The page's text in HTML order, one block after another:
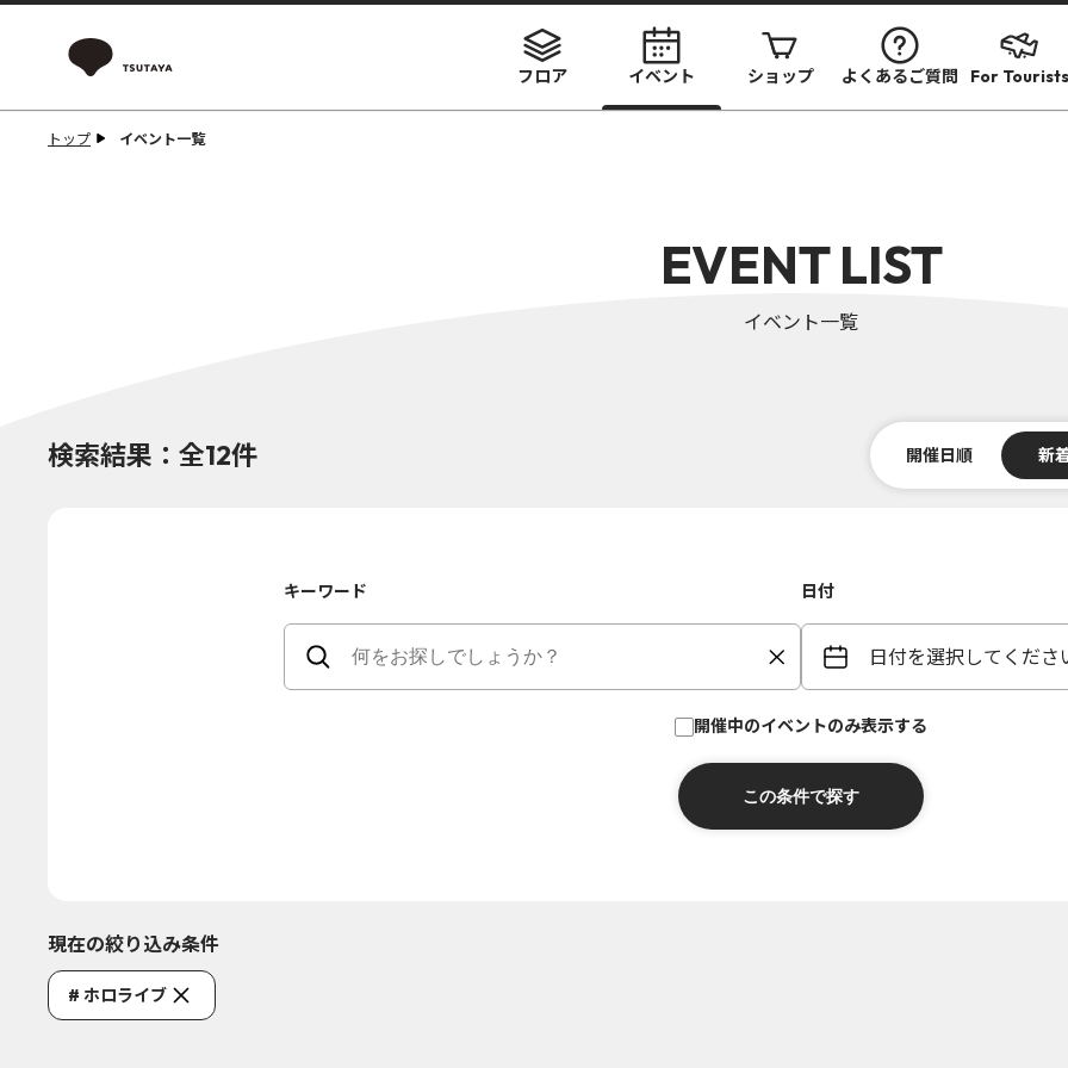
フロア イベント ショップ よくあるご質問 For Tourists
トップ イベント一覧
EVENT LIST
イベント一覧
検索結果：全12件 開催日順 新
キーワード 日付
日付を選択してくださ
開催中のイベントのみ表示する
現在の絞り込み条件
# ホロライブ